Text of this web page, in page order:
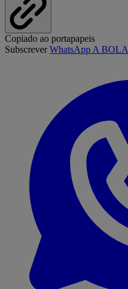
Copiado ao portapapeis
SubscreverWhatsApp A BOLA